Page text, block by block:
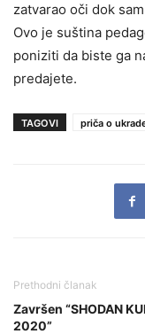
zatvarao oči dok
Ovo je suština
poniziti da biste ga
predajete.
TAGOVI priča o
Prethodni članak
Završen “SHODAN
2020”